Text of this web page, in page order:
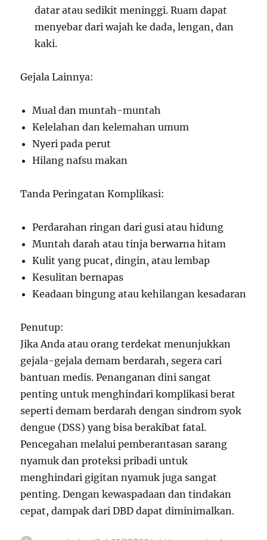
datar atau sedikit meninggi. Ruam dapat
menyebar dari wajah ke dada, lengan, dan
kaki.
Gejala Lainnya:
Mual dan muntah-muntah
Kelelahan dan kelemahan umum
Nyeri pada perut
Hilang nafsu makan
Tanda Peringatan Komplikasi:
Perdarahan ringan dari gusi atau hidung
Muntah darah atau tinja berwarna hitam
Kulit yang pucat, dingin, atau lembap
Kesulitan bernapas
Keadaan bingung atau kehilangan kesadaran
Penutup:
Jika Anda atau orang terdekat menunjukkan
gejala-gejala demam berdarah, segera cari
bantuan medis. Penanganan dini sangat
penting untuk menghindari komplikasi berat
seperti demam berdarah dengan sindrom syok
dengue (DSS) yang bisa berakibat fatal.
Pencegahan melalui pemberantasan sarang
nyamuk dan proteksi pribadi untuk
menghindari gigitan nyamuk juga sangat
penting. Dengan kewaspadaan dan tindakan
cepat, dampak dari DBD dapat diminimalkan.